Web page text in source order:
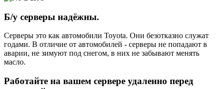
Б/у серверы надёжны.
Серверы это как автомобили Toyota. Они безотказно служат
годами. В отличие от автомобилей - серверы не попадают в
аварии, не зимуют под снегом, в них не забывают менять
масло.
Работайте на вашем сервере удаленно перед